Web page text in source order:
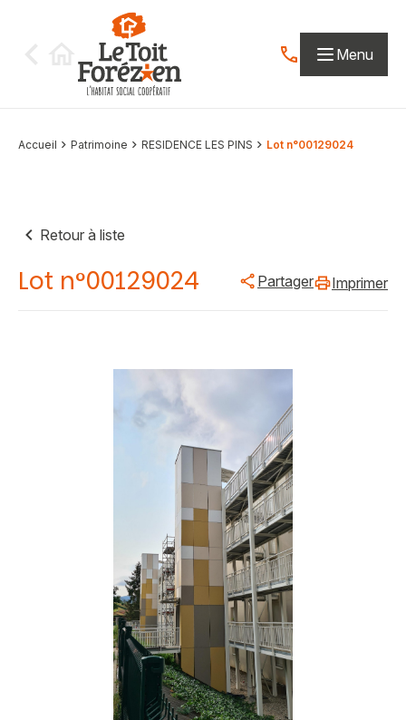
Contactez-nous
Menu
Accueil Patrimoine RESIDENCE LES PINS Lot n°00129024
Retour à liste
Lot n°00129024 Partager Imprimer